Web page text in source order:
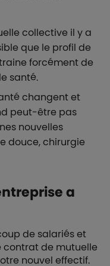
collective il y a
que le profil de
forcément de
santé.
changent et
peut-être pas
nouvelles
douce, chirurgie
a
de salariés et
contrat de mutuelle
nouvel effectif.